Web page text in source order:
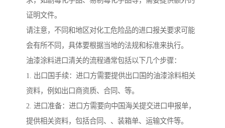
证明文件。
请注意，不同和地区对化工危险品的进口报关要求可能
会有所不同，具体要根据当地的法规和标准来执行。
油漆涂料进口清关的流程通常包括以下几个步骤：
1. 出口国手续：进口方需要提供出口国的油漆涂料相关
资料，例如出口商资质、合同、等。
2. 进口准备：进口方需要向中国海关提交进口申报单，
提供相关资料，包括合同、、装箱单、运输文件等。